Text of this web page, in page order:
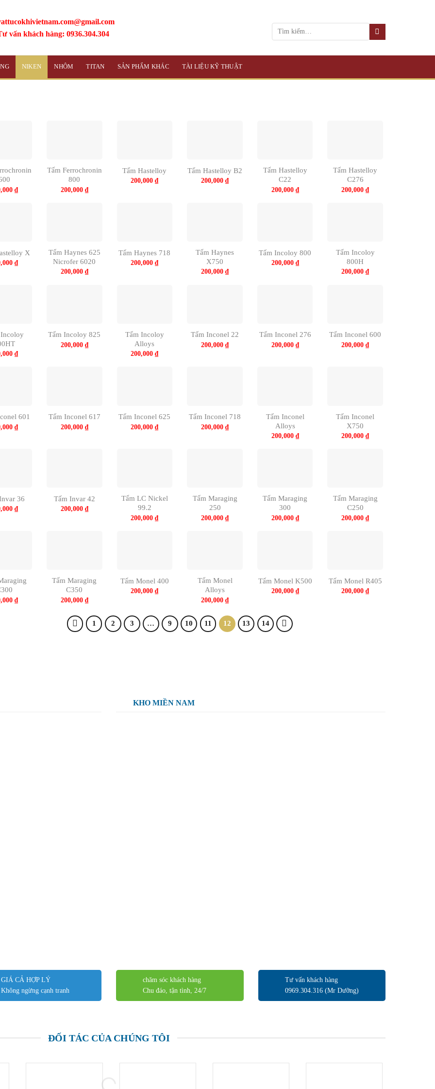
vấn khách hàng: 0936.304.304
NIKEN NHÔM TITAN SẢN PHẨM KHÁC TÀI LIỆU KỸ THUẬT
₫
Tấm Ferrochronin
800
200,000 ₫
Tấm Hastelloy
200,000₫
Tấm Hastelloy B2
200,000₫
Tấm Hastelloy
C22
200,000 ₫
Tấm Hastelloy
C276
200,000₫
X
₫
Tấm Haynes 625
Nicrofer 6020
200,000 ₫
Tấm Haynes 718
200,000₫
Tấm Haynes
X750
200,000₫
Tấm Incoloy 800
200,000 ₫
Tấm Incoloy
800H
200,000₫
₫
Tấm Incoloy 825
200,000 ₫
Tấm Incoloy
Alloys
200,000₫
Tấm Inconel 22
200,000₫
Tấm Inconel 276
200,000 ₫
Tấm Inconel 600
200,000₫
601
₫
Tấm Inconel 617
200,000 ₫
Tấm Inconel 625
200,000₫
Tấm Inconel 718
200,000₫
Tấm Inconel
Alloys
200,000 ₫
Tấm Inconel
X750
200,000₫
36
₫
Tấm Invar 42
200,000 ₫
Tấm LC Nickel
99.2
200,000₫
Tấm Maraging
250
200,000₫
Tấm Maraging
300
200,000 ₫
Tấm Maraging
C250
200,000₫
₫
Tấm Maraging
C350
200,000 ₫
Tấm Monel 400
200,000₫
Tấm Monel
Alloys
200,000₫
Tấm Monel K500
200,000 ₫
Tấm Monel R405
200,000₫
1 2 3 … 9 10 11 12 13 14
KHO MIỀN NAM
GIÁ CẢ HỢP LÝ
Không ngừng cạnh tranh
chăm sóc khách hàng
Chu đáo, tận tình, 24/7
Tư vấn khách hàng
0969.304.316 (Mr Dưỡng)
ĐỐI TÁC CỦA CHÚNG TÔI